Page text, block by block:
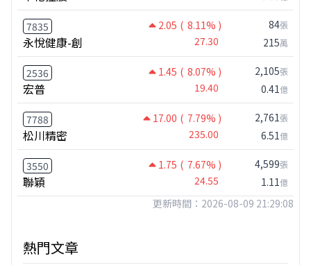
7835 2.05 ( 8.11% )
永悅健康-創 27.30
84張
215萬
2536 1.45 ( 8.07% )
宏普 19.40
2,105張
0.41億
7788 17.00 ( 7.79% )
松川精密 235.00
2,761張
6.51億
3550 1.75 ( 7.67% )
聯穎 24.55
4,599張
1.11億
更新時間：2026-08-09 21:29:08
熱門文章